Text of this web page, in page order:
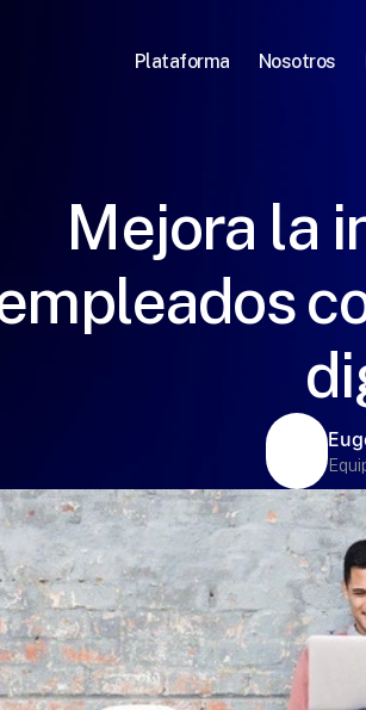
Plataforma Nosotros
Mejora la